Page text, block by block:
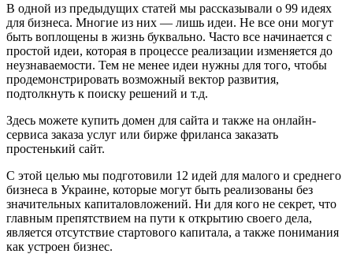
В одной из предыдущих статей мы рассказывали о 99 идеях
для бизнеса. Многие из них — лишь идеи. Не все они могут
быть воплощены в жизнь буквально. Часто все начинается с
простой идеи, которая в процессе реализации изменяется до
неузнаваемости. Тем не менее идеи нужны для того, чтобы
продемонстрировать возможный вектор развития,
подтолкнуть к поиску решений и т.д.
Здесь можете купить домен для сайта и также на онлайн-
сервиса заказа услуг или бирже фриланса заказать
простенький сайт.
С этой целью мы подготовили 12 идей для малого и среднего
бизнеса в Украине, которые могут быть реализованы без
значительных капиталовложений. Ни для кого не секрет, что
главным препятствием на пути к открытию своего дела,
является отсутствие стартового капитала, а также понимания
как устроен бизнес.